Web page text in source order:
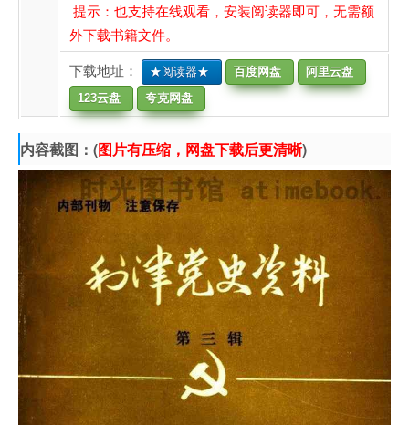
提示：也支持在线观看，安装阅读器即可，无需额
外下载书籍文件。
下载地址：
★阅读器★ 百度网盘
阿里云盘
123云盘
夸克网盘
内容截图：(图片有压缩，网盘下载后更清晰)